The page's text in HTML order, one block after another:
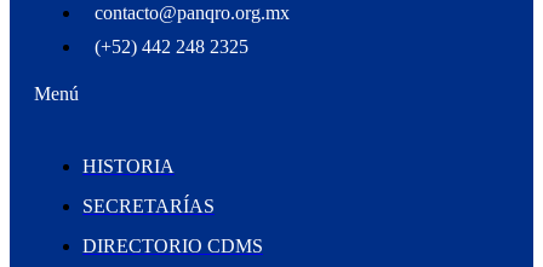
contacto@panqro.org.mx
(+52) 442 248 2325
Menú
HISTORIA
SECRETARÍAS
DIRECTORIO CDMS